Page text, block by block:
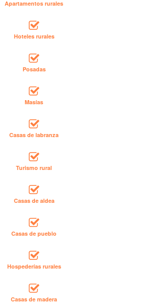
Apartamentos rurales
Hoteles rurales
Posadas
Masías
Casas de labranza
Turismo rural
Casas de aldea
Casas de pueblo
Hospederías rurales
Casas de madera